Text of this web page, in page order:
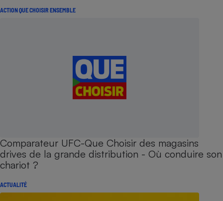
ACTION QUE CHOISIR ENSEMBLE
Comparateur UFC-Que Choisir des magasins
drives de la grande distribution - Où conduire son
chariot ?
ACTUALITÉ